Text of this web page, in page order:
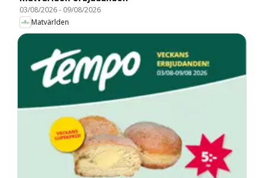
03/08/2026- 09/08/2026
Matvärlden